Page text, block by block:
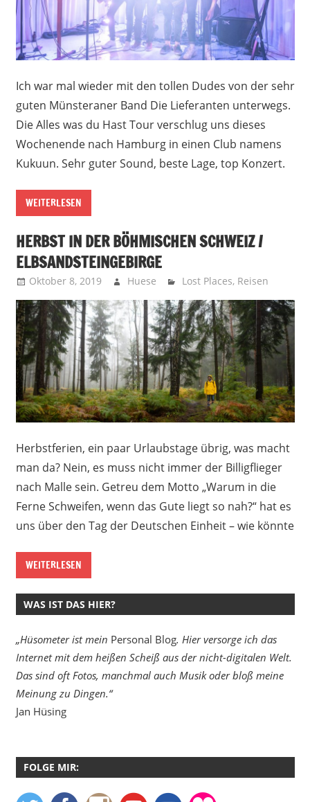
Ich war mal wieder mit den tollen Dudes von der sehr
guten Münsteraner Band Die Lieferanten unterwegs.
Die Alles was du Hast Tour verschlug uns dieses
Wochenende nach Hamburg in einen Club namens
Kukuun. Sehr guter Sound, beste Lage, top Konzert.
WEITERLESEN
HERBST IN DER BÖHMISCHEN SCHWEIZ /
ELBSANDSTEINGEBIRGE
Oktober 8, 2019 Huese Lost Places, Reisen
Herbstferien, ein paar Urlaubstage übrig, was macht
man da? Nein, es muss nicht immer der Billigflieger
nach Malle sein. Getreu dem Motto „Warum in die
Ferne Schweifen, wenn das Gute liegt so nah?“ hat es
uns über den Tag der Deutschen Einheit – wie könnte
WEITERLESEN
WAS IST DAS HIER?
„Hüsometer ist mein Personal Blog. Hier versorge ich das
Internet mit dem heißen Scheiß aus der nicht-digitalen Welt.
Das sind oft Fotos, manchmal auch Musik oder bloß meine
Meinung zu Dingen.“
Jan Hüsing
FOLGE MIR: